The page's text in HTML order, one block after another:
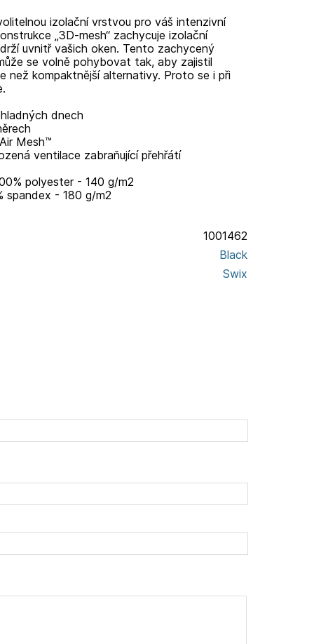
izolační vrstvou pro váš intenzivní
„3D-mesh“ zachycuje izolační
uvnitř vašich oken. Tento zachycený
se volně pohybovat tak, aby zajistil
než kompaktnější alternativy. Proto se i při
dnech
Mesh™
ventilace zabraňující přehřátí
polyester - 140 g/m2
spandex - 180 g/m2
1001462
Black
Swix